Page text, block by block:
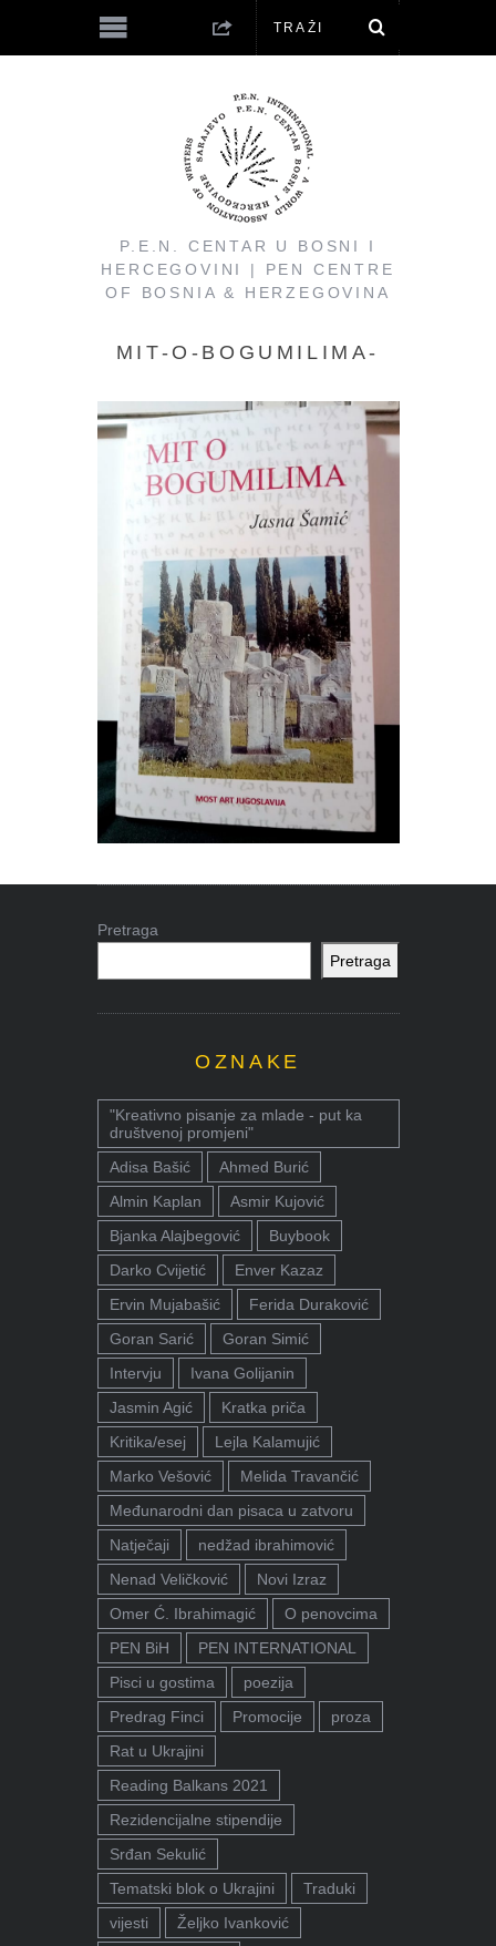
P.E.N. CENTAR U BOSNI I
HERCEGOVINI | PEN CENTRE
OF BOSNIA & HERZEGOVINA
MIT-O-BOGUMILIMA-
Pretraga
Pretraga
OZNAKE
"Kreativno pisanje za mlade - put ka
društvenoj promjeni"
Adisa Bašić
Ahmed Burić
Almin Kaplan
Asmir Kujović
Bjanka Alajbegović
Buybook
Darko Cvijetić
Enver Kazaz
Ervin Mujabašić
Ferida Duraković
Goran Sarić
Goran Simić
Intervju
Ivana Golijanin
Jasmin Agić
Kratka priča
Kritika/esej
Lejla Kalamujić
Marko Vešović
Melida Travančić
Međunarodni dan pisaca u zatvoru
Natječaji
nedžad ibrahimović
Nenad Veličković
Novi Izraz
Omer Ć. Ibrahimagić
O penovcima
PEN BiH
PEN INTERNATIONAL
Pisci u gostima
poezija
Predrag Finci
Promocije
proza
Rat u Ukrajini
Reading Balkans 2021
Rezidencijalne stipendije
Srđan Sekulić
Tematski blok o Ukrajini
Traduki
vijesti
Željko Ivanković